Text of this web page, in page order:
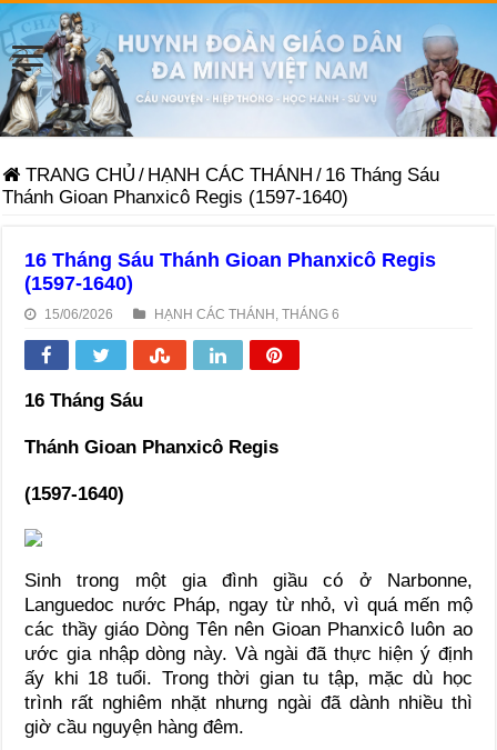
TRANG CHỦ / HẠNH CÁC THÁNH / 16 Tháng Sáu
Thánh Gioan Phanxicô Regis (1597-1640)
16 Tháng Sáu Thánh Gioan Phanxicô Regis
(1597-1640)
15/06/2026 HẠNH CÁC THÁNH ,THÁNG 6
16 Tháng Sáu
Thánh Gioan Phanxicô Regis
(1597-1640)
Sinh trong một gia đình giầu có ở Narbonne,
Languedoc nước Pháp, ngay từ nhỏ, vì quá mến mộ
các thầy giáo Dòng Tên nên Gioan Phanxicô luôn ao
ước gia nhập dòng này. Và ngài đã thực hiện ý định
ấy khi 18 tuổi. Trong thời gian tu tập, mặc dù học
trình rất nghiêm nhặt nhưng ngài đã dành nhiều thì
giờ cầu nguyện hàng đêm.